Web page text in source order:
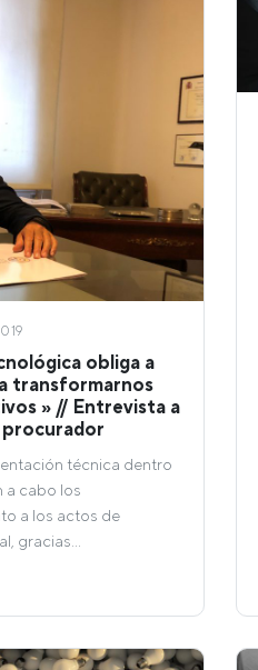
obliga a
transformarnos
» // Entrevista a
técnica dentro
a cabo los
a los actos de
gracias…